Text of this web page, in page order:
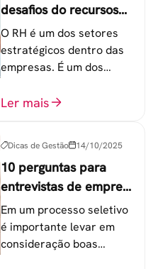
desafios do recursos
humanos em uma
empresa
O RH é um dos setores
estratégicos dentro das
empresas. É um dos
o atingimento das metas
Ler mais
Dicas de Gestão 14/10/2025
10 perguntas para
entrevistas de emprego
que recrutadores não
devem fazer
Em um processo seletivo
é importante levar em
consideração boas